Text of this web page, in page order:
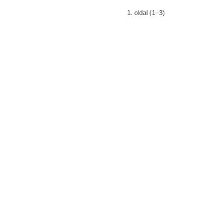
1. oldal (1–3)